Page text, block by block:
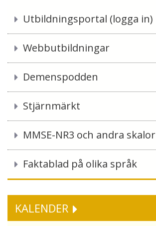
Utbildningsportal (logga in)
Webbutbildningar
Demenspodden
Stjärnmärkt
MMSE-NR3 och andra skalor
Faktablad på olika språk
KALENDER